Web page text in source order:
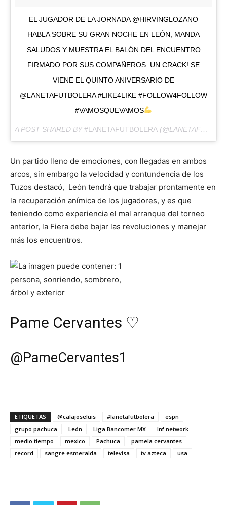
EL JUGADOR DE LA JORNADA @HIRVINGLOZANO
HABLA SOBRE SU GRAN NOCHE EN LEÓN, MANDA
SALUDOS Y MUESTRA EL BALÓN DEL ENCUENTRO
FIRMADO POR SUS COMPAÑEROS. UN CRACK! SE
VIENE EL QUINTO ANIVERSARIO DE
@LANETAFUTBOLERA #LIKE4LIKE #FOLLOW4FOLLOW
#VAMOSQUEVAMOS
A POST SHARED BY#LANETAFUTBOLERA (@LANETAFUTBOLERA) ON
Un partido lleno de emociones, con llegadas en ambos
arcos, sin embargo la velocidad y contundencia de los
Tuzos destacó, León tendrá que trabajar prontamente en
la recuperación anímica de los jugadores, y es que
teniendo como experiencia el mal arranque del torneo
anterior, la Fiera debe bajar las revoluciones y manejar
más los encuentros.
Pame Cervantes ♡
@PameCervantes1
ETIQUETAS @calajoseluis #lanetafutbolera
espn
grupo pachuca
León Liga Bancomer MX
lnf network
medio tiempo
mexico Pachuca
pamela cervantes
record
sangre esmeralda televisa tv azteca usa